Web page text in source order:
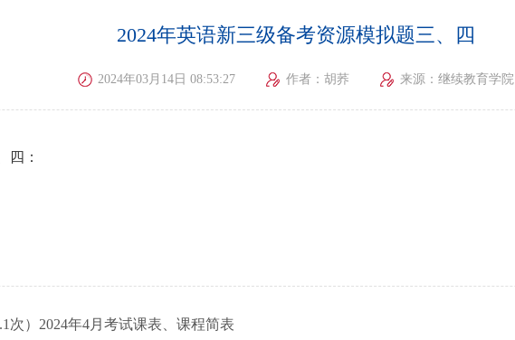
2024年英语新三级备考资源模拟题三、四
2024年03月14日 08:53:27 作者：胡荞 来源：继续教育学院
四：
次）2024年4月考试课表、课程简表